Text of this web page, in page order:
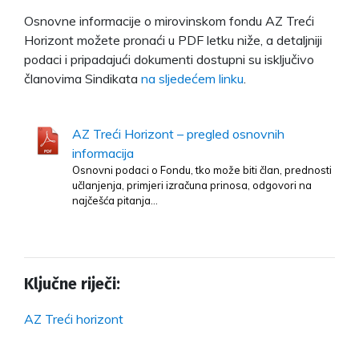
Osnovne informacije o mirovinskom fondu AZ Treći
Horizont možete pronaći u PDF letku niže, a detaljniji
podaci i pripadajući dokumenti dostupni su isključivo
članovima Sindikata na sljedećem linku
AZ Treći Horizont – pregled osnovnih
informacija
Osnovni podaci o Fondu, tko može biti član, prednosti
učlanjenja, primjeri izračuna prinosa, odgovori na
najčešća pitanja…
Ključne riječi:
AZ Treći horizont